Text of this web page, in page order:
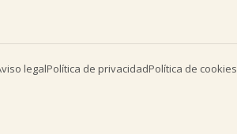
legalPolítica de privacidadPolítica de cookies